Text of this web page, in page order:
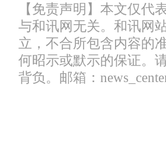
【免责声明】本文仅代
与和讯网无关。和讯网
立，不合所包含内容的
何昭示或默示的保证。
背负。邮箱：